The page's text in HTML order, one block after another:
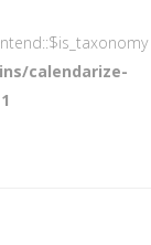
calendarize-